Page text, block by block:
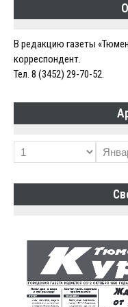
В редакцию газеты
корреспондент.
Тел. 8 (3452) 29-70-52.